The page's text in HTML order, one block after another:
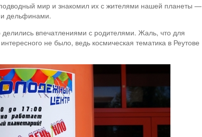
мир и знакомил их с жителями нашей планеты —
и дельфинами.
впечатлениями с родителями. Жаль, что для
не было, ведь космическая тематика в Реутове